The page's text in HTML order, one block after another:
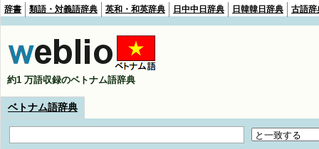
辞書 類語・対義語辞典 英和・和英辞典 日中中日辞典 日韓韓日辞典 古語辞
約1 万語収録のベトナム語辞典
ベトナム語辞典